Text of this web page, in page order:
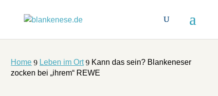
Home 9 Leben im Ort 9 Kann das sein? Blankeneser
zocken bei „ihrem“ REWE